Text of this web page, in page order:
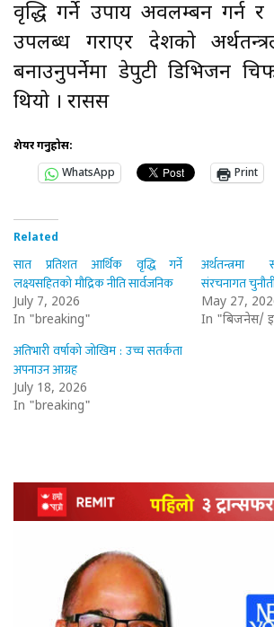
वृद्धि गर्ने उपाय अवलम्बन गर्न
उपलब्ध गराएर देशको
बनाउनुपर्नेमा डेपुटी डिभिजन
थियो । रासस
शेयर गर्नुहोस:
WhatsApp
Print
Related
सात प्रतिशत आर्थिक वृद्धि गर्ने
लक्ष्यसहितको मौद्रिक नीति सार्वजनिक
July 7, 2026
In "breaking"
अर्थतन्त्रमा
संरचनागत
May 27,
In "बिजनेस/
अतिभारी वर्षाको जोखिम : उच्च सतर्कता
अपनाउन आग्रह
July 18, 2026
In "breaking"